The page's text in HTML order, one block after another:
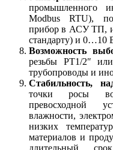
промышленного
Modbus RTU),
прибор в АСУ ТП,
стандарту) и 0…10
Возможность
резьбы PT1/2″
трубопроводы и
Стабильность,
точки росы
превосходной
влажности,
низких
материалов и
длительный